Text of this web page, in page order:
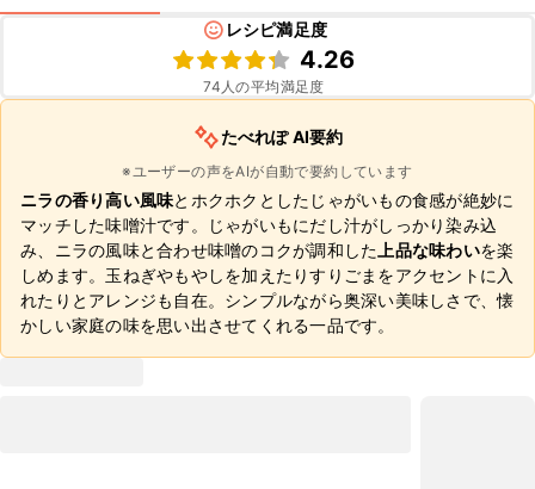
レシピ満足度
4.26
74 人の平均満足度
たべれぽ AI要約
※ユーザーの声をAIが自動で要約しています
ニラの香り高い風味とホクホクとしたじゃがいもの食感が絶妙に
マッチした味噌汁です。じゃがいもにだし汁がしっかり染み込
み、ニラの風味と合わせ味噌のコクが調和した 上品な味わいを楽
しめます。玉ねぎやもやしを加えたりすりごまをアクセントに入
れたりとアレンジも自在。シンプルながら奥深い美味しさで、懐
かしい家庭の味を思い出させてくれる一品です。